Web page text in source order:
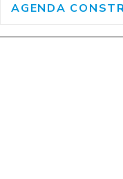
AGENDA